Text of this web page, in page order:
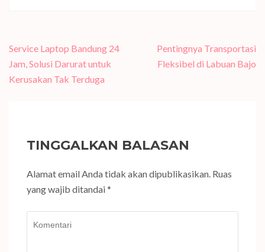
Navigasi
pos
Service Laptop Bandung 24
Jam, Solusi Darurat untuk
Kerusakan Tak Terduga
Pentingnya Transportasi
Fleksibel di Labuan Bajo
TINGGALKAN BALASAN
Alamat email Anda tidak akan dipublikasikan. Ruas
yang wajib ditandai*